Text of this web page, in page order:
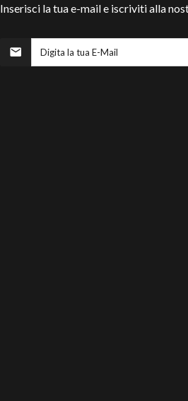
Inserisci la tua e-mail e iscriviti alla